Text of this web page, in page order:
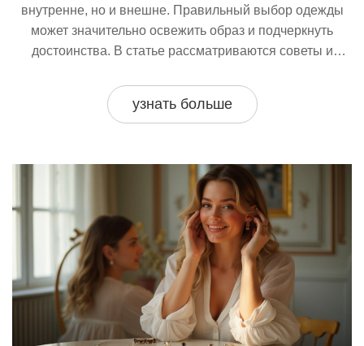
внутренне, но и внешне. Правильный выбор одежды
может значительно освежить образ и подчеркнуть
достоинства. В статье рассматриваются советы и
выглядеть моложе. Идеи, основанные на цветах,
фасонах и аксессуарах, сделают процесс выбора
узнать больше